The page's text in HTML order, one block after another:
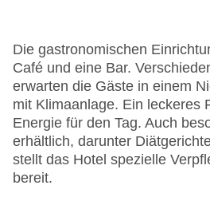
Anzahl der Aufzüge: 1
Haustiere
Haustiere auf Anfrage:
Zimmerservice
Gesamtanzahl der
Gesamtanzahl der Zimmer:
Zahlungsarten: American
EC Maestro, Mastercard, Visa
Die gastronomischen
Café und eine Bar.
erwarten die Gäste in einem
mit Klimaanlage. Ein leckeres
Energie für den Tag. Auch
erhältlich, darunter
stellt das Hotel spezielle
bereit.